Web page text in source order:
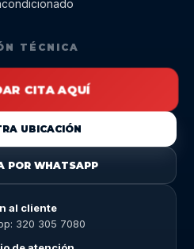
TÉCNICA
CITA AQUÍ
UBICACIÓN
POR WHATSAPP
al cliente
320 305 7080